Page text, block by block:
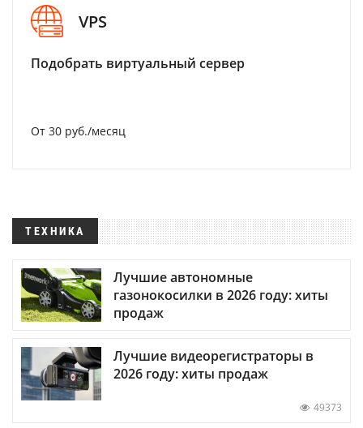
VPS
Подобрать виртуальный сервер
От 30 руб./месяц
ТЕХНИКА
Лучшие автономные
газонокосилки в 2026 году: хиты
продаж
Лучшие видеорегистраторы в
2026 году: хиты продаж
49373